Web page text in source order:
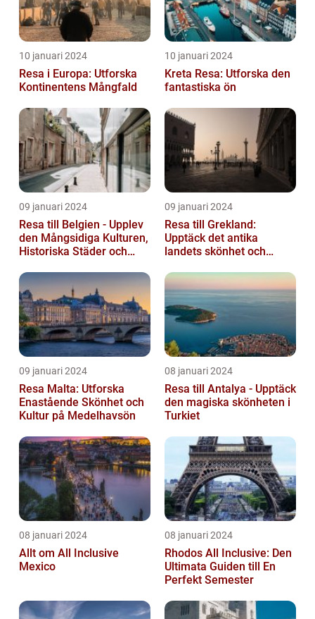
10 januari 2024
Resa i Europa: Utforska
Kontinentens Mångfald
10 januari 2024
Kreta Resa: Utforska den
fantastiska ön
09 januari 2024
Resa till Belgien - Upplev
den Mångsidiga Kulturen,
Historiska Städer och
09 januari 2024
Resa till Grekland:
Upptäck det antika
landets skönhet och
09 januari 2024
Resa Malta: Utforska
Enastående Skönhet och
Kultur på Medelhavsön
08 januari 2024
Resa till Antalya - Upptäck
den magiska skönheten i
Turkiet
08 januari 2024
Allt om All Inclusive
Mexico
08 januari 2024
Rhodos All Inclusive: Den
Ultimata Guiden till En
Perfekt Semester